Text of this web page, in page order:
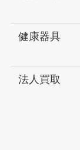
健康器具
法人買取